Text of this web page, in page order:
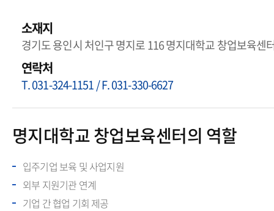
소재지
경기도 용인시 처인구 명지로 116 명지대학교 창업보육센
연락처
T. 031-324-1151 / F. 031-330-6627
명지대학교 창업보육센터의 역할
입주기업 보육 및 사업지원
외부 지원기관 연계
기업 간 협업 기회 제공